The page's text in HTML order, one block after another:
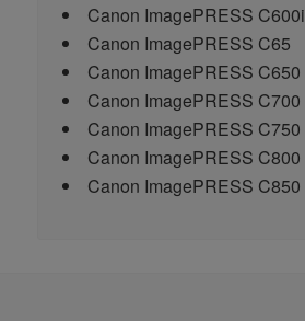
Canon ImagePRESS C600i
Canon ImagePRESS C65
Canon ImagePRESS C650
Canon ImagePRESS C700
Canon ImagePRESS C750
Canon ImagePRESS C800
Canon ImagePRESS C850